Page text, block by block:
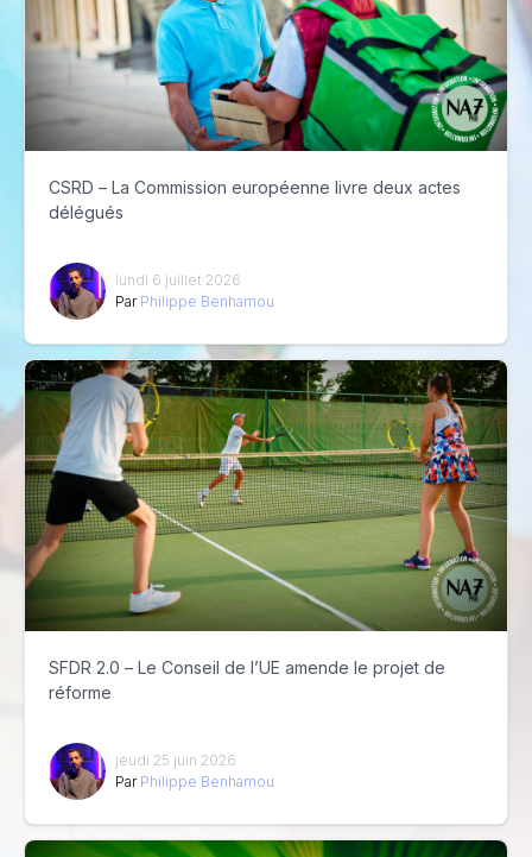
CSRD – La Commission européenne livre deux actes
délégués
lundi 6 juillet 2026
Par Philippe Benhamou
SFDR 2.0 – Le Conseil de l’UE amende le projet de
réforme
jeudi 25 juin 2026
Par Philippe Benhamou